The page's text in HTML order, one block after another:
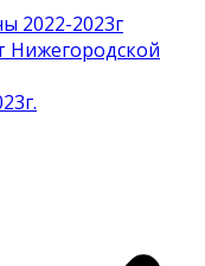
2022-2023г
Нижегородской